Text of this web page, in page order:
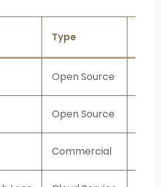
Type
Open Source
Open Source
Commercial